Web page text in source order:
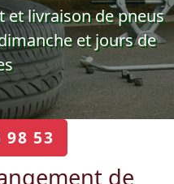
et livraison de pneus
et jours de
98 53
de